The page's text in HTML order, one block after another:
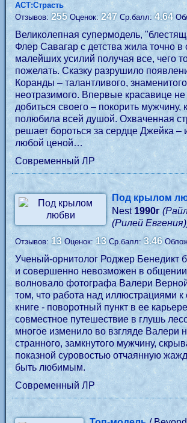
АСТ:Страсть
Отзывов: 255 Оценок:247 Ср.балл:4.64
Великолепная супермодель,
Флер Савагар с детства жила точно в
малейших усилий получая все, чего
пожелать. Сказку разрушило
Коранды – талантливого,
неотразимого. Впервые красавице не
добиться своего – покорить мужчину,
полюбила всей душой. Охваченная
решает бороться за сердце Джейка –
любой ценой…
Современный ЛР
Под крылом
Nest 1990г
(Рилей
Отзывов: 13 Оценок:13 Ср.балл: 3.46
Ученый-орнитолог Роджер Бенедикт
и совершенно невозможен в
волновало фотографа Валери
том, что работа над иллюстрациями к
книге - поворотный пункт в ее
совместное путешествие в глушь
многое изменило во взгляде Валери
странного, замкнутого мужчину,
показной суровостью отчаянную
быть любимым.
Современный ЛР